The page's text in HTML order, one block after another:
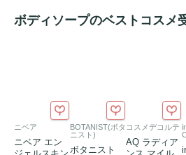
合成界面活性剤をはじめとする石
＆ヒアルロン酸
で、し
ボディソープのベストコスメ
ニベア
ニベア エン
BOTANIST(ボタ
ニスト)
ボタニスト
コスメデコルテ
AQ ラディア